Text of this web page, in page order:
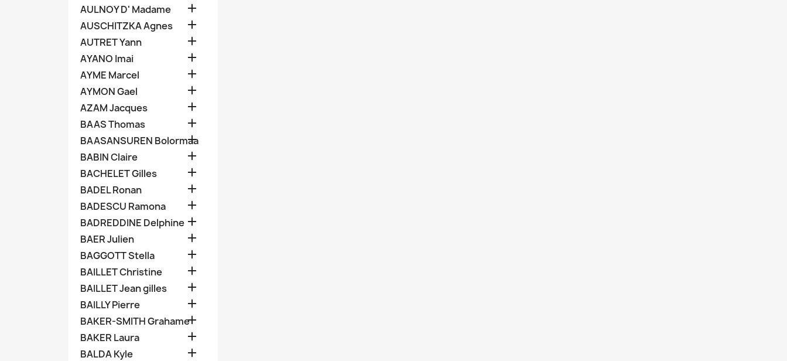
AULNOY D' Madame 
AUSCHITZKA Agnes 
AUTRET Yann 
AYANO Imai 
AYME Marcel 
AYMON Gael 
AZAM Jacques 
BAAS Thomas 
BAASANSUREN Bolormaa

BABIN Claire 
BACHELET Gilles 
BADEL Ronan 
BADESCU Ramona 
BADREDDINE Delphine 
BAER Julien 
BAGGOTT Stella 
BAILLET Christine 
BAILLET Jean gilles 
BAILLY Pierre 
BAKER-SMITH Grahame
BAKER Laura 
BALDA Kyle 